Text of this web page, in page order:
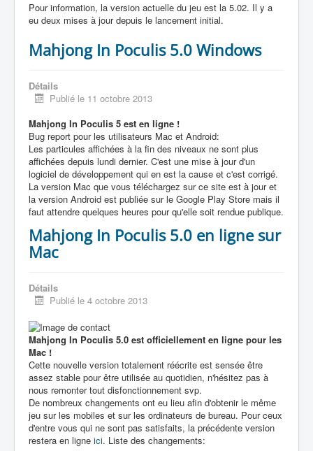
Pour information, la version actuelle du jeu est la 5.02. Il y a
eu deux mises à jour depuis le lancement initial.
Mahjong In Poculis 5.0 Windows
Détails
Publié le 11 octobre 2013
Mahjong In Poculis 5 est en ligne !
Bug report pour les utilisateurs Mac et Android:
Les particules affichées à la fin des niveaux ne sont plus
affichées depuis lundi dernier. C'est une mise à jour d'un
logiciel de développement qui en est la cause et c'est corrigé.
La version Mac que vous téléchargez sur ce site est à jour et
la version Android est publiée sur le Google Play Store mais il
faut attendre quelques heures pour qu'elle soit rendue publique.
Mahjong In Poculis 5.0 en ligne sur
Mac
Détails
Publié le 4 octobre 2013
Mahjong In Poculis 5.0 est officiellement en ligne pour les
Mac !
Cette nouvelle version totalement réécrite est sensée être
assez stable pour être utilisée au quotidien, n'hésitez pas à
nous remonter tout disfonctionnement svp.
De nombreux changements ont eu lieu afin d'obtenir le même
jeu sur les mobiles et sur les ordinateurs de bureau. Pour ceux
d'entre vous qui ne sont pas satisfaits, la précédente version
restera en ligne ici. Liste des changements: